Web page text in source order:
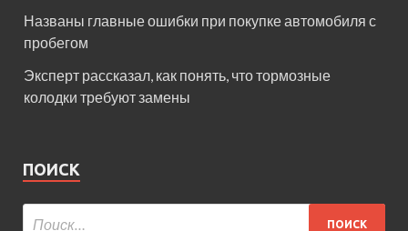
Названы главные ошибки при покупке автомобиля с
пробегом
Эксперт рассказал, как понять, что тормозные
колодки требуют замены
ПОИСК